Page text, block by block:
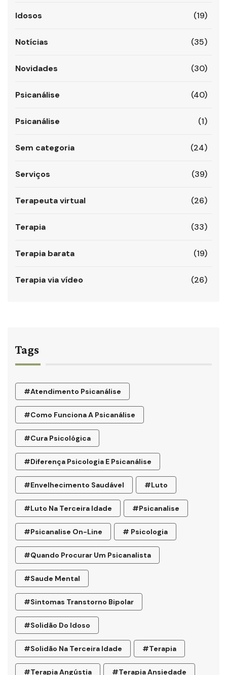
Idosos (19)
Notícias (35)
Novidades (30)
Psicanálise (40)
Psicanálise (1)
Sem categoria (24)
Serviços (39)
Terapeuta virtual (26)
Terapia (33)
Terapia barata (19)
Terapia via vídeo (26)
Tags
#atendimento Psicanálise
#como Funciona A Psicanálise
#cura Psicológica
#diferença Psicologia E Psicanálise
#envelhecimento Saudável #luto
#luto Na Terceira Idade #psicanalise
#psicanalise On-Line # Psicologia
#quando Procurar Um Psicanalista
#saude Mental
#sintomas Transtorno Bipolar
#solidão Do Idoso
#Solidão Na Terceira Idade #terapia
#terapia Angústia #terapia Ansiedade